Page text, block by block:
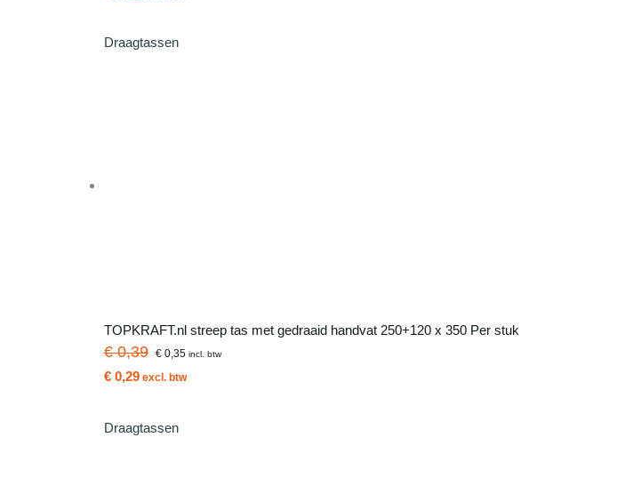
Draagtassen
TOPKRAFT.nl streep tas met gedraaid handvat 250+120 x 350 Per stuk
€ 0,39 € 0,35incl. btw
€ 0,29 excl. btw
Draagtassen